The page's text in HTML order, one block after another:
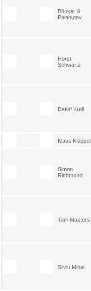
Böcker &
Palahutev
Horst
Schwartz
Detlef Krell
Klaus Klöppel
Simon
Richmond
Tom Masters
Silviu Mihai